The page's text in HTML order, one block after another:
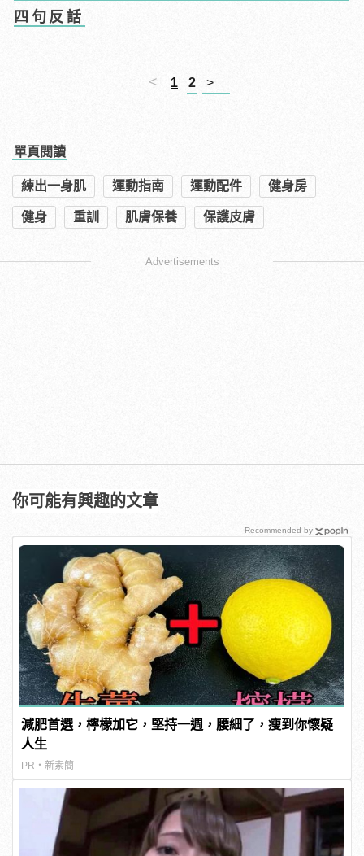
四句反話
< 1 2 >
單頁閱讀
練出一身肌 運動指南 運動配件 健身房
健身 重訓 肌膚保養 保護皮膚
Advertisements
你可能有興趣的文章
減肥首選，檸檬加它，堅持一週，腰細了，瘦到你懷疑
人生
PR・新素簡
Recommended by